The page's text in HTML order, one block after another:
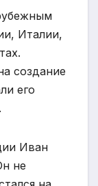
Италии,
создание
его
Иван
не